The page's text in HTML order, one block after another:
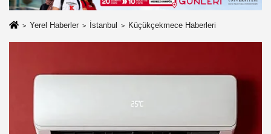
Yerel Haberler İstanbul Küçükçekmece Haberleri